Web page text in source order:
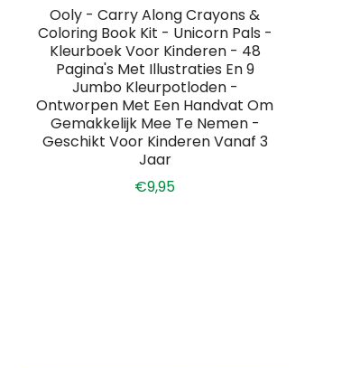
Ooly - Carry Along Crayons &
Coloring Book Kit - Unicorn Pals -
Kleurboek Voor Kinderen - 48
Pagina's Met Illustraties En 9
Jumbo Kleurpotloden -
Ontworpen Met Een Handvat Om
Gemakkelijk Mee Te Nemen -
Geschikt Voor Kinderen Vanaf 3
Jaar
€9,95